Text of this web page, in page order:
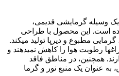
وسیله گرمایشی قدیمی،
است. این محصول با طراحی
مطبوع و دیرپا تولید میکند.
رطوبت هوا را کاهش نمیدهند و
همچنین، در مناطق فاقد
عنوان یک منبع نور و گرما